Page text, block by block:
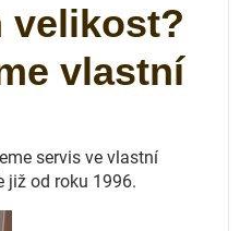
velikost?
vlastní
servis ve vlastní
již od roku 1996.